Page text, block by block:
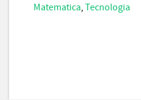
Matematica, Tecnologia